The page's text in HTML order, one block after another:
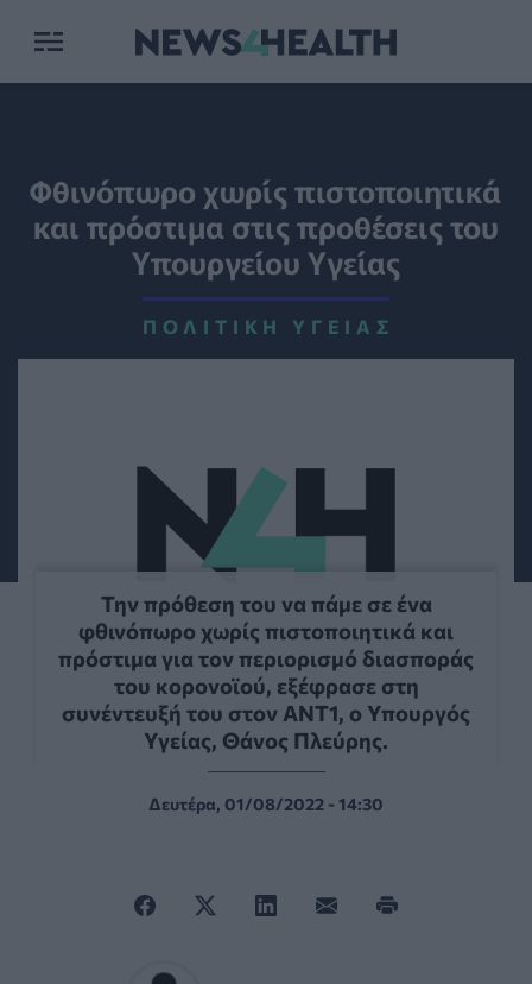
Φθινόπωρο χωρίς πιστοποιητικά
και πρόστιμα στις προθέσεις του
Υπουργείου Υγείας
ΠΟΛΙΤΙΚΉ ΥΓΕΊΑΣ
Την πρόθεση του να πάμε σε ένα
φθινόπωρο χωρίς πιστοποιητικά και
πρόστιμα για τον περιορισμό διασποράς
του κορονοϊού, εξέφρασε στη
συνέντευξή του στον ΑΝΤ1, o Υπουργός
Υγείας, Θάνος Πλεύρης.
Δευτέρα, 01/08/2022 - 14:30